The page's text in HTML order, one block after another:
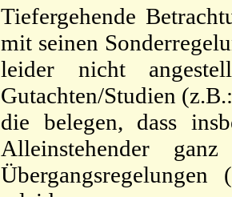
Tiefergehende
mit seinen
leider nicht
Gutachten/Studien
die belegen, dass
Alleinstehender
Übergangsregelungen